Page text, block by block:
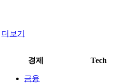
더보기
경제 Tech
금융